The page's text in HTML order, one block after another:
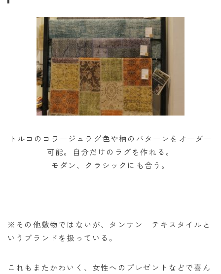
トルコのコラージュラグ色や柄のパターンをオーダー
可能。自分だけのラグを作れる。
モダン、クラシックにも合う。
※その他敷物ではないが、タンサン テキスタイルと
いうブランドを扱っている。
これもまたかわいく、女性へのプレゼントなどで喜ん